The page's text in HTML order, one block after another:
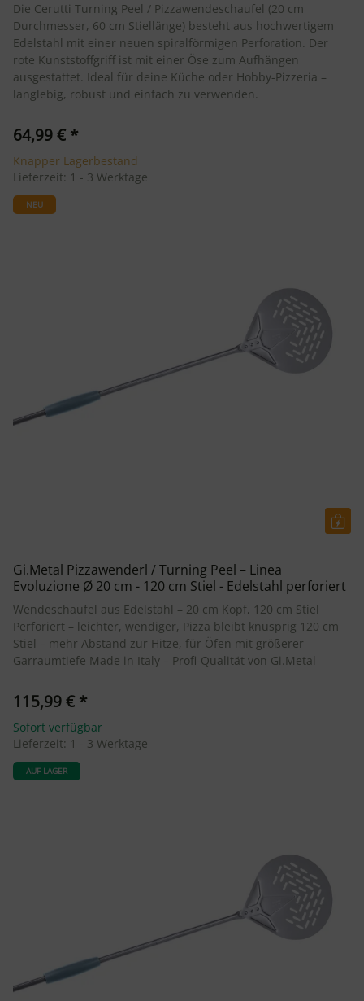
Die Cerutti Turning Peel / Pizzawendeschaufel (20 cm
Durchmesser, 60 cm Stiellänge) besteht aus hochwertigem
Edelstahl mit einer neuen spiralförmigen Perforation. Der
rote Kunststoffgriff ist mit einer Öse zum Aufhängen
ausgestattet. Ideal für deine Küche oder Hobby-Pizzeria –
langlebig, robust und einfach zu verwenden.
64,99 € *
Knapper Lagerbestand
Lieferzeit: 1 - 3 Werktage
NEU
Gi.Metal Pizzawenderl / Turning Peel – Linea
Evoluzione Ø 20 cm - 120 cm Stiel - Edelstahl perforiert
Wendeschaufel aus Edelstahl – 20 cm Kopf, 120 cm Stiel
Perforiert – leichter, wendiger, Pizza bleibt knusprig 120 cm
Stiel – mehr Abstand zur Hitze, für Öfen mit größerer
Garraumtiefe Made in Italy – Profi-Qualität von Gi.Metal
115,99 € *
Sofort verfügbar
Lieferzeit: 1 - 3 Werktage
AUF LAGER